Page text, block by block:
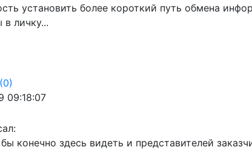
установить более короткий путь обмена
в личку...
(0)
09:18:07
конечно здесь видеть и представителей